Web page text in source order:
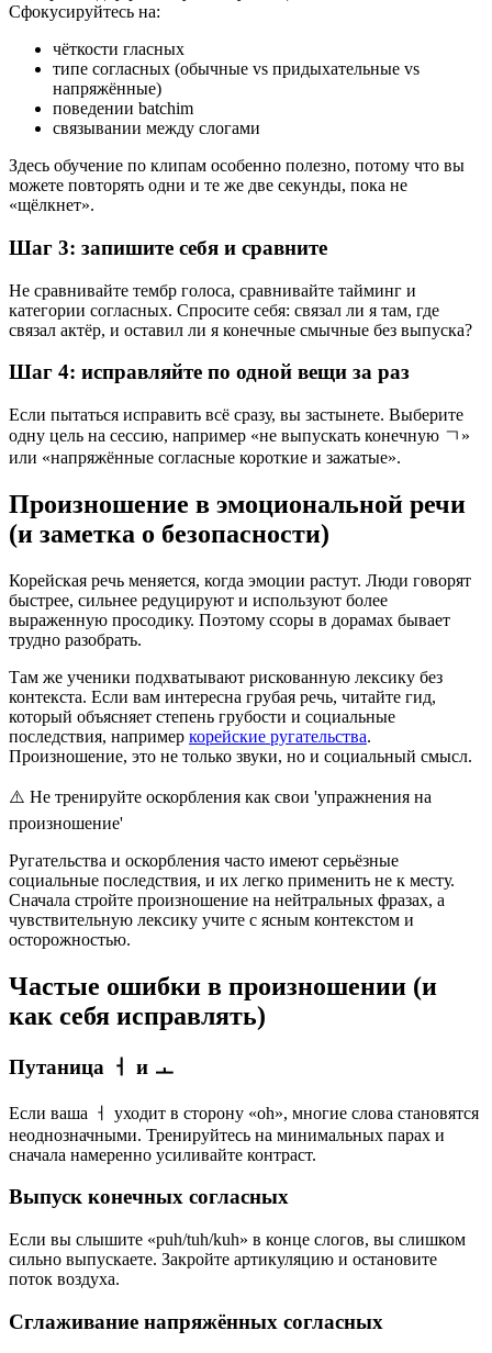
Сфокусируйтесь на:
чёткости гласных
типе согласных (обычные vs придыхательные vs
напряжённые)
поведении batchim
связывании между слогами
Здесь обучение по клипам особенно полезно, потому что вы
можете повторять одни и те же две секунды, пока не
«щёлкнет».
Шаг 3: запишите себя и сравните
Не сравнивайте тембр голоса, сравнивайте тайминг и
категории согласных. Спросите себя: связал ли я там, где
связал актёр, и оставил ли я конечные смычные без выпуска?
Шаг 4: исправляйте по одной вещи за раз
Если пытаться исправить всё сразу, вы застынете. Выберите
одну цель на сессию, например «не выпускать конечную ㄱ»
или «напряжённые согласные короткие и зажатые».
Произношение в эмоциональной речи
(и заметка о безопасности)
Корейская речь меняется, когда эмоции растут. Люди говорят
быстрее, сильнее редуцируют и используют более
выраженную просодику. Поэтому ссоры в дорамах бывает
трудно разобрать.
Там же ученики подхватывают рискованную лексику без
контекста. Если вам интересна грубая речь, читайте гид,
который объясняет степень грубости и социальные
последствия, например корейские ругательства.
Произношение, это не только звуки, но и социальный смысл.
⚠️ Не тренируйте оскорбления как свои 'упражнения на
произношение'
Ругательства и оскорбления часто имеют серьёзные
социальные последствия, и их легко применить не к месту.
Сначала стройте произношение на нейтральных фразах, а
чувствительную лексику учите с ясным контекстом и
осторожностью.
Частые ошибки в произношении (и
как себя исправлять)
Путаница ㅓ и ㅗ
Если ваша ㅓ уходит в сторону «oh», многие слова становятся
неоднозначными. Тренируйтесь на минимальных парах и
сначала намеренно усиливайте контраст.
Выпуск конечных согласных
Если вы слышите «puh/tuh/kuh» в конце слогов, вы слишком
сильно выпускаете. Закройте артикуляцию и остановите
поток воздуха.
Сглаживание напряжённых согласных